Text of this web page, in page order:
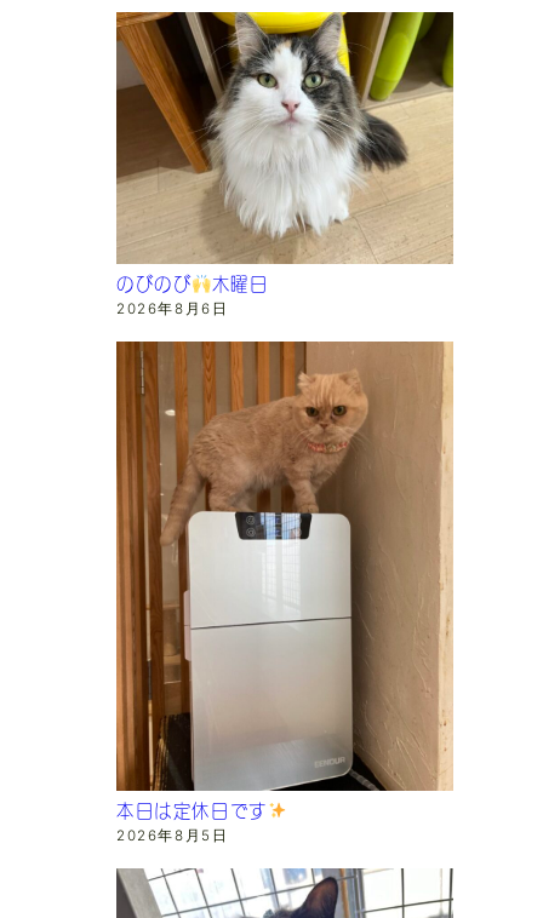
のびのび 木曜日
2026年8月6日
本日は定休日です
2026年8月5日